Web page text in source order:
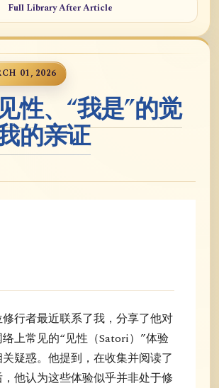
Full Library After Article
01, 2026
性、“我是”的觉
的亲证
行者最近联系了我，分享了他对
络上常见的“见性（Satori）”体验
疑惑。他提到，在收集并阅读了
他认为这些体验似乎并非处于修